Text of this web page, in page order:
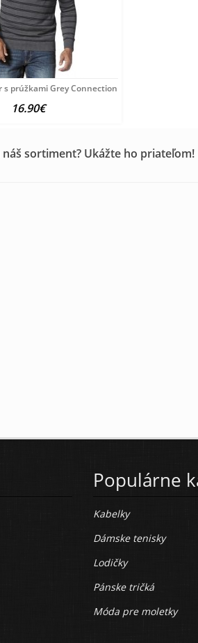
s prúžkami Grey Connection
16.90€
náš sortiment? Ukážte ho priateľom!
Populárne
Kabelky
Dámske tenisky
Lodičky
Pánske tričká
Móda pre moletky